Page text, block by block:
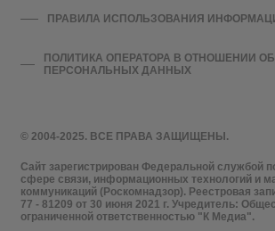
© 2004-2025. ВСЕ ПРАВА ЗАЩИЩЕНЫ.
Сайт зарегистрирован Федеральной службой
сфере связи, информационных технологий и
коммуникаций (Роскомнадзор). Реестровая
77 - 81209 от 30 июня 2021 г. Учредитель:
ограниченной ответственностью "К Медиа".
ПРАВИЛА ИСПОЛЬЗОВАНИЯ
ПОЛИТИКА ОПЕРАТОРА В ОТНОШЕНИИ
ПЕРСОНАЛЬНЫХ ДАННЫХ